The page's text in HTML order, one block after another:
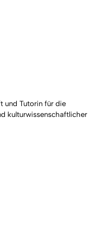
und Tutorin für die
kulturwissenschaftlicher